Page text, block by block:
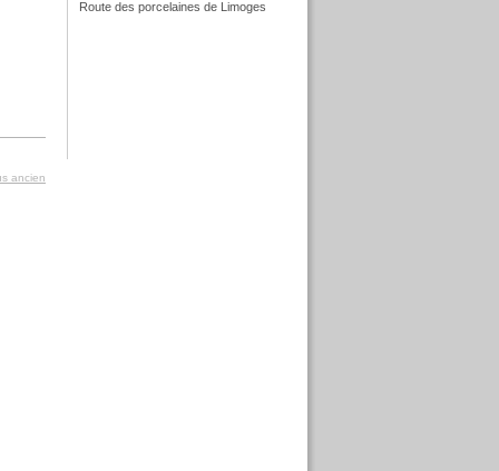
ancien
Route des porcelaines de Limoges